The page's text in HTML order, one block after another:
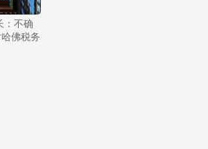
：不确
佛税务